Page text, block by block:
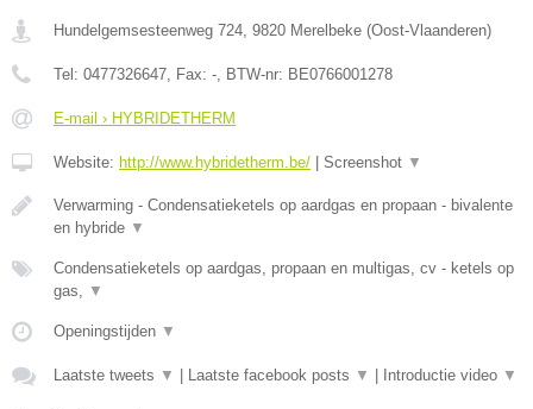
Hundelgemsesteenweg 724, 9820 Merelbeke (Oost-Vlaanderen)
Tel: 0477326647, Fax: -, BTW-nr: BE0766001278
E-mail › HYBRIDETHERM
Website: http://www.hybridetherm.be/ Screenshot ▼
Verwarming - Condensatieketels op aardgas en propaan - bivalente
en hybride ▼
Condensatieketels op aardgas, propaan en multigas, cv - ketels op
gas, ▼
Openingstijden ▼
Laatste tweets ▼ Laatste facebook posts ▼ Introductie video ▼